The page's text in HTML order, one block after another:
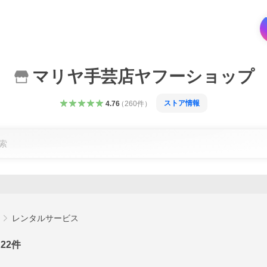
マリヤ手芸店ヤフーショップ
4.76（ 260件） ストア情報
レンタルサービス
22件